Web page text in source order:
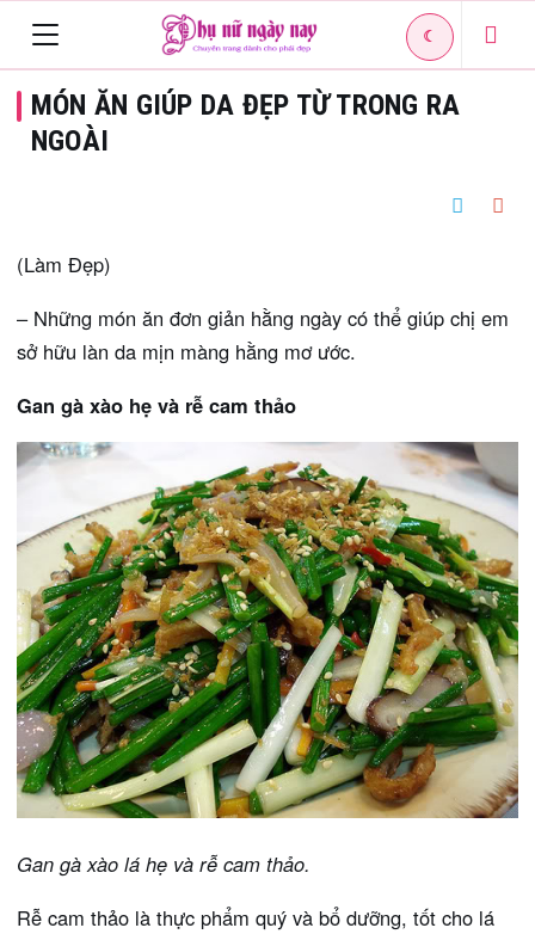
navigation
☾
MÓN ĂN GIÚP DA ĐẸP TỪ TRONG RA
NGOÀI
(Làm Đẹp)
– Những món ăn đơn giản hằng ngày có thể giúp chị em
sở hữu làn da mịn màng hằng mơ ước.
Gan gà xào hẹ và rễ cam thảo
Gan gà xào lá hẹ và rễ cam thảo.
Rễ cam thảo là thực phẩm quý và bổ dưỡng, tốt cho lá